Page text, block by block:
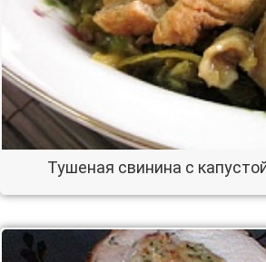
Тушеная свинина с